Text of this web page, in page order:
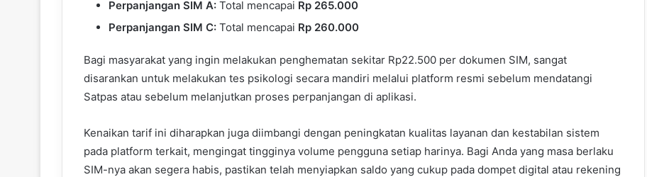
Perpanjangan SIM A: Total mencapai Rp 265.000
Perpanjangan SIM C: Total mencapai Rp 260.000
Bagi masyarakat yang ingin melakukan penghematan sekitar Rp22.500 per dokumen SIM, sangat
disarankan untuk melakukan tes psikologi secara mandiri melalui platform resmi sebelum mendatangi
Satpas atau sebelum melanjutkan proses perpanjangan di aplikasi.
Kenaikan tarif ini diharapkan juga diimbangi dengan peningkatan kualitas layanan dan kestabilan sistem
pada platform terkait, mengingat tingginya volume pengguna setiap harinya. Bagi Anda yang masa berlaku
SIM-nya akan segera habis, pastikan telah menyiapkan saldo yang cukup pada dompet digital atau rekening